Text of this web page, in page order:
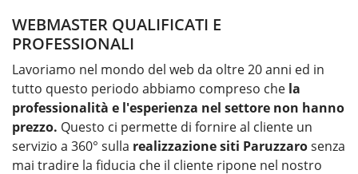
WEBMASTER QUALIFICATI E
PROFESSIONALI
Lavoriamo nel mondo del web da oltre 20 anni ed in
tutto questo periodo abbiamo compreso che la
professionalità e l'esperienza nel settore non hanno
prezzo. Questo ci permette di fornire al cliente un
servizio a 360° sulla realizzazione siti Paruzzarosenza
mai tradire la fiducia che il cliente ripone nel nostro